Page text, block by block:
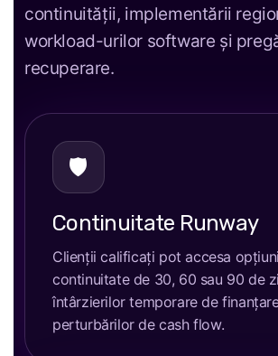
continuității, implementării
workload-urilor software și
recuperare.
🛡
Continuitate Runway
Clienții calificați pot accesa
continuitate de 30, 60 sau 90 de
întârzierilor temporare de
perturbărilor de cash flow.